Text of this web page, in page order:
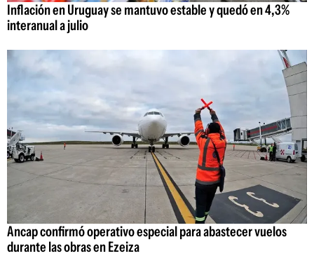
Inflación en Uruguay se mantuvo estable y quedó en 4,3%
interanual a julio
Ancap confirmó operativo especial para abastecer vuelos
durante las obras en Ezeiza